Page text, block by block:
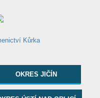
OKRES JIČÍN